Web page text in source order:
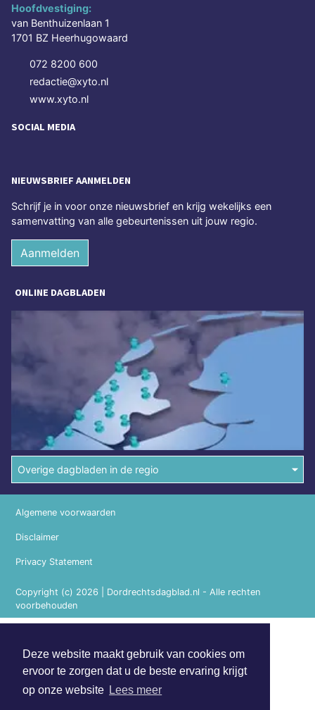
Deze website maakt gebruik van cookies om
ervoor te zorgen dat u de beste ervaring krijgt
op onze website Lees meer
Hoofdvestiging:
van Benthuizenlaan 1
1701 BZ Heerhugowaard
072 8200 600
redactie@xyto.nl
www.xyto.nl
SOCIAL MEDIA
NIEUWSBRIEF AANMELDEN
Schrijf je in voor onze nieuwsbrief en krijg wekelijks een
samenvatting van alle gebeurtenissen uit jouw regio.
Aanmelden
ONLINE DAGBLADEN
Overige dagbladen in de regio
Copyright (c) 2026 | Dordrechtsdagblad.nl - Alle rechten
voorbehouden
Algemene voorwaarden
Disclaimer
Privacy Statement